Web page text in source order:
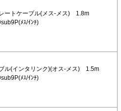
ートケーブル(メス-メス) 1.8m
ﾒｽ/ｲﾝﾁ)
ル(インタリンク)(オス-メス) 1.5m
ﾒｽ/ｲﾝﾁ)